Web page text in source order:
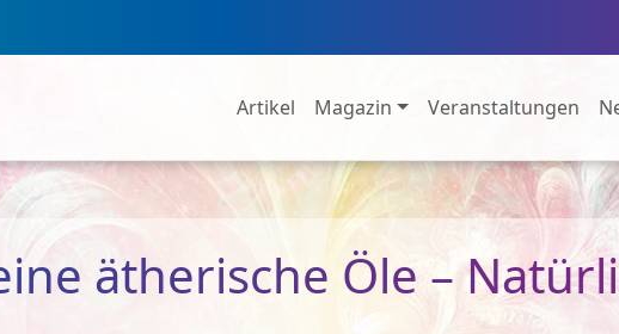
Artikel Magazin Veranstaltungen
ätherische Öle –